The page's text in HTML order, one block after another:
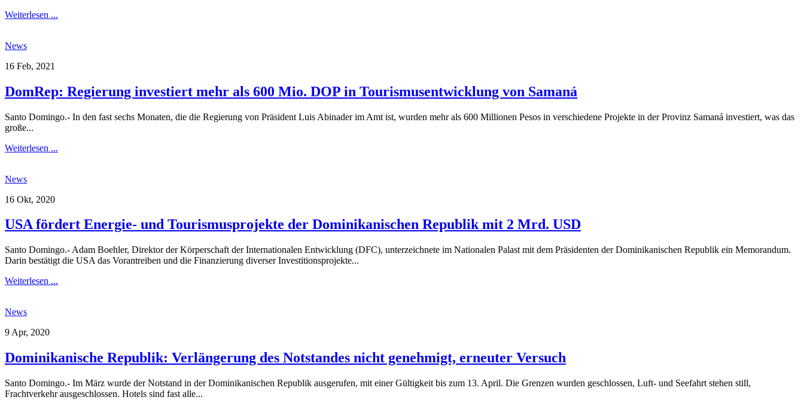
Weiterlesen ...
News
16 Feb, 2021
DomRep: Regierung investiert mehr als 600 Mio. DOP in Tourismusentwicklung von Samaná
Santo Domingo.- In den fast sechs Monaten, die die Regierung von Präsident Luis Abinader im Amt ist, wurden mehr als 600 Millionen Pesos in verschiedene Projekte in der Provinz Samaná investiert, was das
große...
Weiterlesen ...
News
16 Okt, 2020
USA fördert Energie- und Tourismusprojekte der Dominikanischen Republik mit 2 Mrd. USD
Santo Domingo.- Adam Boehler, Direktor der Körperschaft der Internationalen Entwicklung (DFC), unterzeichnete im Nationalen Palast mit dem Präsidenten der Dominikanischen Republik ein Memorandum.
Darin bestätigt die USA das Vorantreiben und die Finanzierung diverser Investitionsprojekte...
Weiterlesen ...
News
9 Apr, 2020
Dominikanische Republik: Verlängerung des Notstandes nicht genehmigt, erneuter Versuch
Santo Domingo.- Im März wurde der Notstand in der Dominikanischen Republik ausgerufen, mit einer Gültigkeit bis zum 13. April. Die Grenzen wurden geschlossen, Luft- und Seefahrt stehen still,
Frachtverkehr ausgeschlossen. Hotels sind fast alle...